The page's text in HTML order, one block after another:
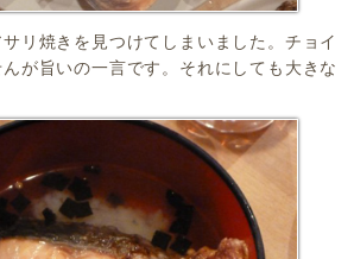
リ焼きを見つけてしまいました。チョイ
が旨いの一言です。それにしても大きな